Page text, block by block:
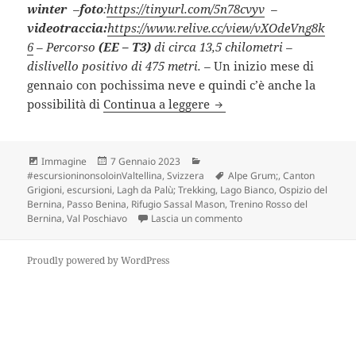
winter–foto:https://tinyurl.com/5n78cvyv –
videotraccia:https://www.relive.cc/view/vXOdeVng8k
6– Percorso(EE – T3)di circa 13,5 chilometri –
dislivello positivo di 475 metri. –Un inizio mese di
gennaio con pochissima neve e quindi c’è anche la
possibilità diContinua a leggere CH – RIFUGIO SASSAL
Formato
Immagine
Scritto
il
7 Gennaio 2023
#escursioninonsoloinValtellina,Svizzera Tag
Alpe Grum;,Canton
Grigioni,escursioni, Lagh da Palù; Trekking, Lago Bianco,Ospizio del
Bernina, Passo Benina, Rifugio Sassal Mason,Trenino Rosso del
Bernina,Val Poschiavo Lascia un commentosu CH – RIFUGIO
Proudly powered by WordPress